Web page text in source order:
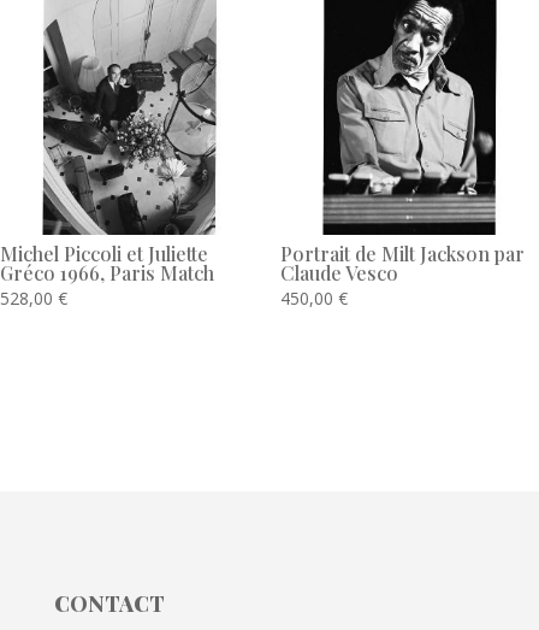
Michel Piccoli et Juliette
Gréco 1966, Paris Match
528,00 €
Portrait de Milt Jackson par
Claude Vesco
450,00 €
CONTACT